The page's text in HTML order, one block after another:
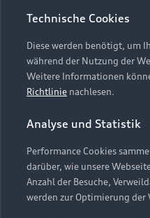
Online-
Servicekontakt
Vertrag widerrufen
Investor Relations
Presse & Media Center
Datenschutz
Audi erleben
Newsletter
Impressum Rechtliches
Datenschutzinformation
Cookie-Richtlinie
Hinweis: Die aktuelle
Embleme am Fahrzeug
Webseite kann abweichen.
Technische Cookies
Diese werden benötigt, um
während der Nutzung der
Weitere Informationen
Richtlinie nachlesen.
Analyse und Statistik
Performance Cookies
darüber, wie unsere
Anzahl der Besuche,
werden zur Optimierung der